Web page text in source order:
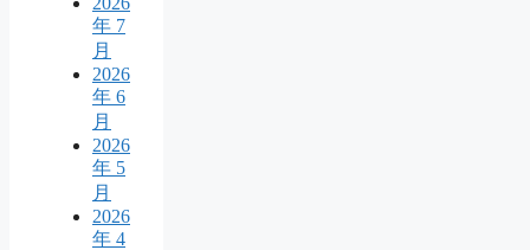
年 7
月
2026
年 6
月
2026
年 5
月
2026
年 4